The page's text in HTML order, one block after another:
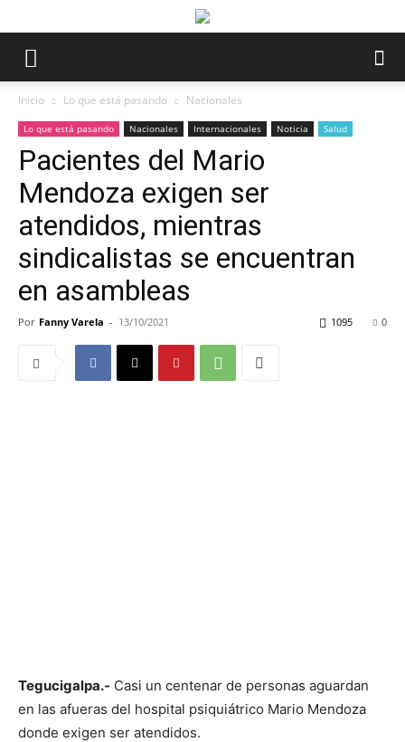
Inicio Lo que está pasando Nacionales
Lo que está pasando Nacionales Internacionales Noticia Salud
Pacientes del Mario
Mendoza exigen ser
atendidos, mientras
sindicalistas se encuentran
en asambleas
Por Fanny Varela - 13/10/2021 0
1095
Tegucigalpa.- Casi un centenar de personas aguardan
en las afueras del hospital psiquiátrico Mario Mendoza
donde exigen ser atendidos.